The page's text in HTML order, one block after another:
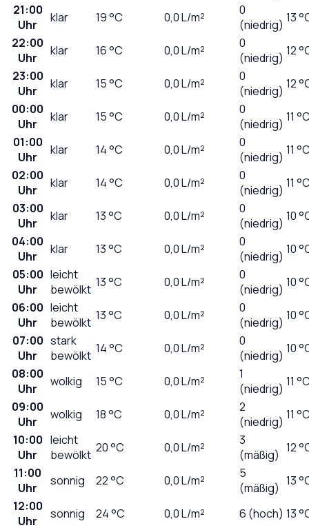
21:00
Uhr
klar 19°C 0,0L/m²
0
(niedrig) 13
22:00
Uhr
klar 16°C 0,0L/m²
0
(niedrig) 12
23:00
Uhr
klar 15°C 0,0L/m²
0
(niedrig) 12
00:00
Uhr
klar 15°C 0,0L/m²
0
(niedrig) 11
01:00
Uhr
klar 14°C 0,0L/m²
0
(niedrig) 11
02:00
Uhr
klar 14°C 0,0L/m²
0
(niedrig) 11
03:00
Uhr
klar 13°C 0,0L/m²
0
(niedrig) 10
04:00
Uhr
klar 13°C 0,0L/m²
0
(niedrig) 10
05:00
Uhr
leicht
bewölkt 13°C 0,0L/m²
0
(niedrig) 10
06:00
Uhr
leicht
bewölkt 13°C 0,0L/m²
0
(niedrig) 10
07:00
Uhr
stark
bewölkt 14°C 0,0L/m²
0
(niedrig) 10
08:00
Uhr
wolkig 15°C 0,0L/m²
1
(niedrig) 11
09:00
Uhr
wolkig 18°C 0,0L/m²
2
(niedrig) 11
10:00
Uhr
leicht
bewölkt 20°C 0,0L/m²
3
(mäßig) 12
11:00
Uhr
sonnig 22°C 0,0L/m²
5
(mäßig) 13
12:00
Uhr
sonnig 24°C 0,0L/m² 6 (hoch) 13